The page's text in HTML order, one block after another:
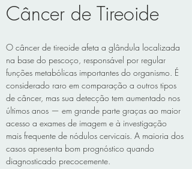
Câncer de Tireoide
O câncer de tireoide afeta a glândula localizada
na base do pescoço, responsável por regular
funções metabólicas importantes do organismo. É
considerado raro em comparação a outros tipos
de câncer, mas sua detecção tem aumentado nos
últimos anos — em grande parte graças ao maior
acesso a exames de imagem e à investigação
mais frequente de nódulos cervicais. A maioria dos
casos apresenta bom prognóstico quando
diagnosticado precocemente.